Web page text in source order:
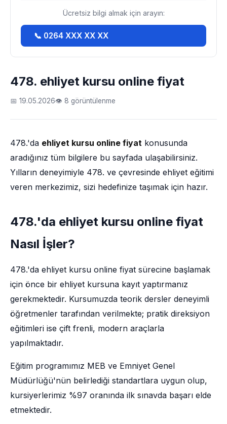
478. ehliyet kursu online fiyat
📅 19.05.2026👁 8 görüntülenme
478.'da ehliyet kursu online fiyat konusunda
aradığınız tüm bilgilere bu sayfada ulaşabilirsiniz.
Yılların deneyimiyle 478. ve çevresinde ehliyet eğitimi
veren merkezimiz, sizi hedefinize taşımak için hazır.
478.'da ehliyet kursu online fiyat
Nasıl İşler?
478.'da ehliyet kursu online fiyat sürecine başlamak
için önce bir ehliyet kursuna kayıt yaptırmanız
gerekmektedir. Kursumuzda teorik dersler deneyimli
öğretmenler tarafından verilmekte; pratik direksiyon
eğitimleri ise çift frenli, modern araçlarla
yapılmaktadır.
Eğitim programımız MEB ve Emniyet Genel
Müdürlüğü'nün belirlediği standartlara uygun olup,
kursiyerlerimiz %97 oranında ilk sınavda başarı elde
etmektedir.
Ücretsiz bilgi almak için arayın:
📞 0264 XXX XX XX